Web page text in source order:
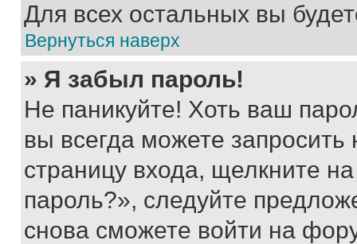
Для всех остальных вы
Вернуться наверх
» Я забыл пароль!
Не паникуйте! Хоть ваш
вы всегда можете
страницу входа, щелкните
пароль?», следуйте
снова сможете войти на